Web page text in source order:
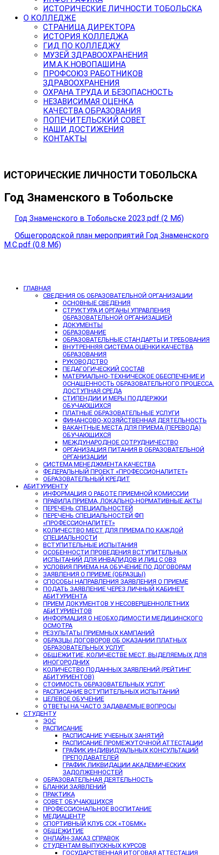
ИСТОРИЧЕСКИЕ ЛИЧНОСТИ ТОБОЛЬСКА
О КОЛЛЕДЖЕ
СТРАНИЦА ДИРЕКТОРА
ИСТОРИЯ КОЛЛЕДЖА
ГИД ПО КОЛЛЕДЖУ
МУЗЕЙ ЗДРАВООХРАНЕНИЯ
ИМ.А.К.НОВОПАШИНА
ПРОФСОЮЗ РАБОТНИКОВ
ЗДРАВООХРАНЕНИЯ
ОХРАНА ТРУДА И БЕЗОПАСНОСТЬ
НЕЗАВИСИМАЯ ОЦЕНКА
КАЧЕСТВА ОБРАЗОВАНИЯ
ПОПЕЧИТЕЛЬСКИЙ СОВЕТ
НАШИ ДОСТИЖЕНИЯ
КОНТАКТЫ
ИСТОРИЧЕСКИЕ ЛИЧНОСТИ ТОБОЛЬСКА
Год Знаменского в Тобольске
Год Знаменского в Тобольске 2023.pdf (2 Мб)
Общегородской план мероприятий Год Знаменского
М.С.pdf (0.8 Мб)
ГЛАВНАЯ
СВЕДЕНИЯ ОБ ОБРАЗОВАТЕЛЬНОЙ ОРГАНИЗАЦИИ
ОСНОВНЫЕ СВЕДЕНИЯ
СТРУКТУРА И ОРГАНЫ УПРАВЛЕНИЯ
ОБРАЗОВАТЕЛЬНОЙ ОРГАНИЗАЦИЕЙ
ДОКУМЕНТЫ
ОБРАЗОВАНИЕ
ОБРАЗОВАТЕЛЬНЫЕ СТАНДАРТЫ И ТРЕБОВАНИЯ
ВНУТРЕННЯЯ СИСТЕМА ОЦЕНКИ КАЧЕСТВА
ОБРАЗОВАНИЯ
РУКОВОДСТВО
ПЕДАГОГИЧЕСКИЙ СОСТАВ
МАТЕРИАЛЬНО-ТЕХНИЧЕСКОЕ ОБЕСПЕЧЕНИЕ И
ОСНАЩЕННОСТЬ ОБРАЗОВАТЕЛЬНОГО ПРОЦЕССА.
ДОСТУПНАЯ СРЕДА
СТИПЕНДИИ И МЕРЫ ПОДДЕРЖКИ
ОБУЧАЮЩИХСЯ
ПЛАТНЫЕ ОБРАЗОВАТЕЛЬНЫЕ УСЛУГИ
ФИНАНСОВО-ХОЗЯЙСТВЕННАЯ ДЕЯТЕЛЬНОСТЬ
ВАКАНТНЫЕ МЕСТА ДЛЯ ПРИЕМА (ПЕРЕВОДА)
ОБУЧАЮЩИХСЯ
МЕЖДУНАРОДНОЕ СОТРУДНИЧЕСТВО
ОРГАНИЗАЦИЯ ПИТАНИЯ В ОБРАЗОВАТЕЛЬНОЙ
ОРГАНИЗАЦИИ
СИСТЕМА МЕНЕДЖМЕНТА КАЧЕСТВА
ФЕДЕРАЛЬНЫЙ ПРОЕКТ «ПРОФЕССИОНАЛИТЕТ»
ОБРАЗОВАТЕЛЬНЫЙ КРЕДИТ
АБИТУРИЕНТУ
ИНФОРМАЦИЯ О РАБОТЕ ПРИЕМНОЙ КОМИССИИ
ПРАВИЛА ПРИЕМА, ЛОКАЛЬНО-НОРМАТИВНЫЕ АКТЫ
ПЕРЕЧЕНЬ СПЕЦИАЛЬНОСТЕЙ
ПЕРЕЧЕНЬ СПЕЦИАЛЬНОСТЕЙ ФП
«ПРОФЕССИОНАЛИТЕТ»
КОЛИЧЕСТВО МЕСТ ДЛЯ ПРИЕМА ПО КАЖДОЙ
СПЕЦИАЛЬНОСТИ
ВСТУПИТЕЛЬНЫЕ ИСПЫТАНИЯ
ОСОБЕННОСТИ ПРОВЕДЕНИЯ ВСТУПИТЕЛЬНЫХ
ИСПЫТАНИЙ ДЛЯ ИНВАЛИДОВ И ЛИЦ С ОВЗ
УСЛОВИЯ ПРИЕМА НА ОБУЧЕНИЕ ПО ДОГОВОРАМ
ЗАЯВЛЕНИЯ О ПРИЕМЕ (ОБРАЗЦЫ)
СПОСОБЫ НАПРАВЛЕНИЯ ЗАЯВЛЕНИЯ О ПРИЕМЕ
ПОДАТЬ ЗАЯВЛЕНИЕ ЧЕРЕЗ ЛИЧНЫЙ КАБИНЕТ
АБИТУРИЕНТА
ПРИЕМ ДОКУМЕНТОВ У НЕСОВЕРШЕННОЛЕТНИХ
АБИТУРИЕНТОВ
ИНФОРМАЦИЯ О НЕОБХОДИМОСТИ МЕДИЦИНСКОГО
ОСМОТРА
РЕЗУЛЬТАТЫ ПРИЕМНЫХ КАМПАНИЙ
ОБРАЗЦЫ ДОГОВОРОВ ОБ ОКАЗАНИИ ПЛАТНЫХ
ОБРАЗОВАТЕЛЬНЫХ УСЛУГ
ОБЩЕЖИТИЕ, КОЛИЧЕСТВЕ МЕСТ, ВЫДЕЛЯЕМЫХ ДЛЯ
ИНОГОРОДНИХ
КОЛИЧЕСТВО ПОДАННЫХ ЗАЯВЛЕНИЙ (РЕЙТИНГ
АБИТУРИЕНТОВ)
СТОИМОСТЬ ОБРАЗОВАТЕЛЬНЫХ УСЛУГ
РАСПИСАНИЕ ВСТУПИТЕЛЬНЫХ ИСПЫТАНИЙ
ЦЕЛЕВОЕ ОБУЧЕНИЕ
ОТВЕТЫ НА ЧАСТО ЗАДАВАЕМЫЕ ВОПРОСЫ
СТУДЕНТУ
ЭОС
РАСПИСАНИЕ
РАСПИСАНИЕ УЧЕБНЫХ ЗАНЯТИЙ
РАСПИСАНИЕ ПРОМЕЖУТОЧНОЙ АТТЕСТАЦИИ
ГРАФИК ИНДИВИДУАЛЬНЫХ КОНСУЛЬТАЦИЙ
ПРЕПОДАВАТЕЛЕЙ
ГРАФИК ЛИКВИДАЦИИ АКАДЕМИЧЕСКИХ
ЗАДОЛЖЕННОСТЕЙ
ОБРАЗОВАТЕЛЬНАЯ ДЕЯТЕЛЬНОСТЬ
БЛАНКИ ЗАЯВЛЕНИЙ
ПРАКТИКА
СОВЕТ ОБУЧАЮЩИХСЯ
ПРОФЕССИОНАЛЬНОЕ ВОСПИТАНИЕ
МЕДИАЦЕНТР
СПОРТИВНЫЙ КЛУБ ССК «ТОБМК»
ОБЩЕЖИТИЕ
ОНЛАЙН-ЗАКАЗ СПРАВОК
СТУДЕНТАМ ВЫПУСКНЫХ КУРСОВ
ГОСУДАРСТВЕННАЯ ИТОГОВАЯ АТТЕСТАЦИЯ